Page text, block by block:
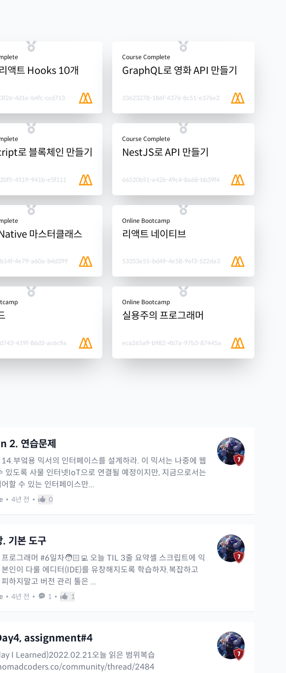
액트 Hooks 10개
4d1e-b4fc-ccd713
Course Complete
GraphQL로 영화 API 만들기
33623278-186f-4376-8c51-e376e2
로 블록체인 만들기
4519-941b-e5f111
Course Complete
NestJS로 API 만들기
66520b51-e426-49c4-8a68-bb39f4
마스터클래스
4e79-a60a-b4d399
Online Bootcamp
리액트 네이티브
53353e55-bd49-4e58-9ef3-522da3
419f-86d3-ac6c9a
Online Bootcamp
실용주의 프로그래머
eca265a9-b982-4b7a-97b3-87445a
2. 연습문제
부엌용 믹서의 인터페이스를 설계하라. 이 믹서는 나중에 웹
있도록 사물 인터넷IoT으로 연결될 예정이지만, 지금으로서는
할 수 있는 인터페이스만...
• 4년 전 • 0
기본 도구
프로그래머 #6일차🧑🏻‍💻 오늘 TIL 3줄 요약셸 스크립트에 익
인이 다룰 에디터(IDE)를 유창해지도록 학습하자.복잡하고
하지말고 버전 관리 툴은 ...
• 4년 전 • 1 • 1
assignment#4
I Learned)2022.02.21오늘 읽은 범위복습
community/thread/2484